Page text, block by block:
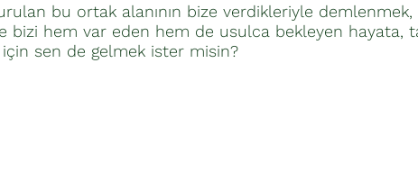
bu ortak alanının bize verdikleriyle demlenmek,
bizi hem var eden hem de usulca bekleyen hayata,
sen de gelmek ister misin?